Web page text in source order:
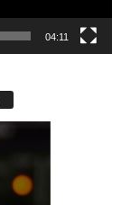
04:11